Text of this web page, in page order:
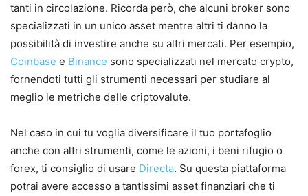
tanti in circolazione. Ricorda però, che alcuni broker sono
specializzati in un unico asset mentre altri ti danno la
possibilità di investire anche su altri mercati. Per esempio,
Coinbase e Binance sono specializzati nel mercato crypto,
fornendoti tutti gli strumenti necessari per studiare al
meglio le metriche delle criptovalute.
Nel caso in cui tu voglia diversificare il tuo portafoglio
anche con altri strumenti, come le azioni, i beni rifugio o
forex, ti consiglio di usare Directa. Su questa piattaforma
potrai avere accesso a tantissimi asset finanziari che ti